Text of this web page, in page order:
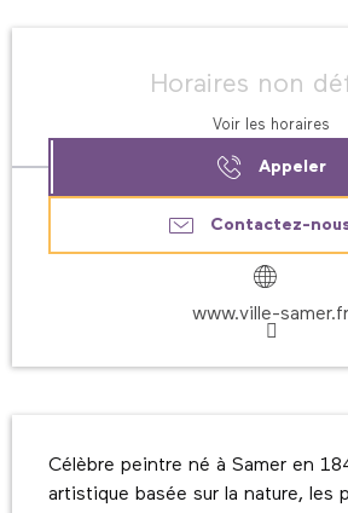
Horaires non
Voir les horaires
Appeler
Contactez-
www.ville-samer.fr
Célèbre peintre né à Samer en
artistique basée sur la nature, les